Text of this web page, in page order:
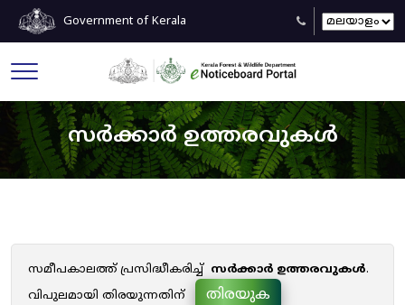
Government of Kerala
സർക്കാർ ഉത്തരവുകൾ
സമീപകാലത്ത് പ്രസിദ്ധീകരിച്ച് സർക്കാർ ഉത്തരവുകൾ.
വിപുലമായി തിരയുന്നതിന്
തിരയുക